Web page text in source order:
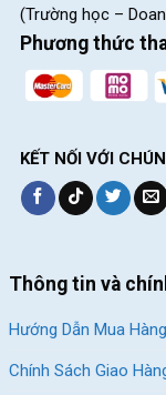
(Trường học –
Phương thức
KẾT NỐI VỚI
Thông tin và
Hướng Dẫn Mua Hàng
Chính Sách Giao